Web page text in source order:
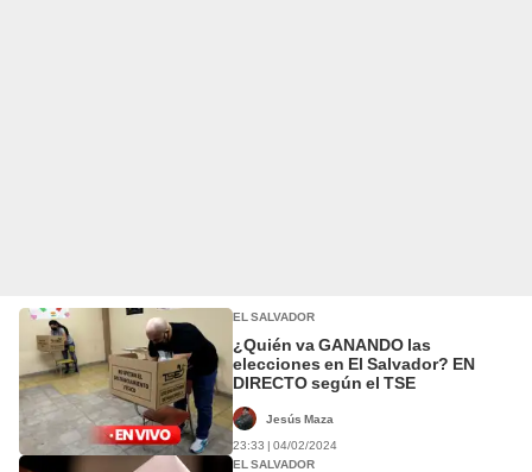
EL SALVADOR
¿Quién va GANANDO las
elecciones en El Salvador? EN
DIRECTO según el TSE
Jesús Maza
23:33 | 04/02/2024
EL SALVADOR